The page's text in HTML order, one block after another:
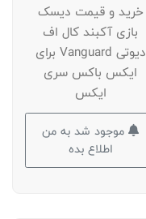
خرید و قیمت دیسک
بازی آکبند کال اف
دیوتی Vanguard برای
ایکس باکس سری
ایکس
موجود شد به من
اطلاع بده